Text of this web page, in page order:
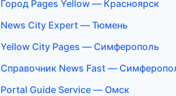
Город Pages Yellow — Красноярск
News City Expert — Тюмень
Yellow City Pages — Симферополь
Справочник News Fast —
Portal Guide Service — Омск